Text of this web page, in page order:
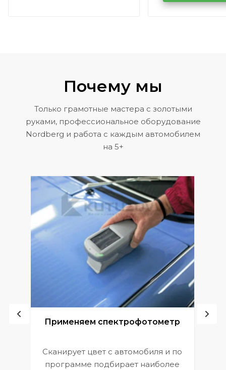
Volkswagen
Почему мы
Только грамотные мастера с золотыми
руками, профессиональное оборудование
Nordberg и работа с каждым автомобилем
на 5+
Применяем спектрофотометр
Сканирует цвет с автомобиля и по
программе подбирает наиболее